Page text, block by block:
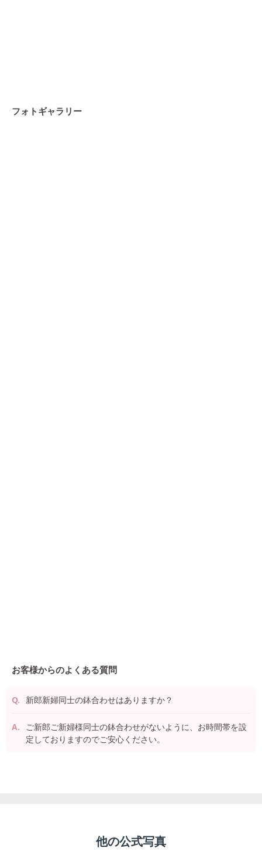
フォトギャラリー
お客様からのよくある質問
新郎新婦同士の鉢合わせはありますか？
ご新郎ご新婦様同士の鉢合わせがないように、お時間帯を設
定しておりますのでご安心ください。
他の公式写真